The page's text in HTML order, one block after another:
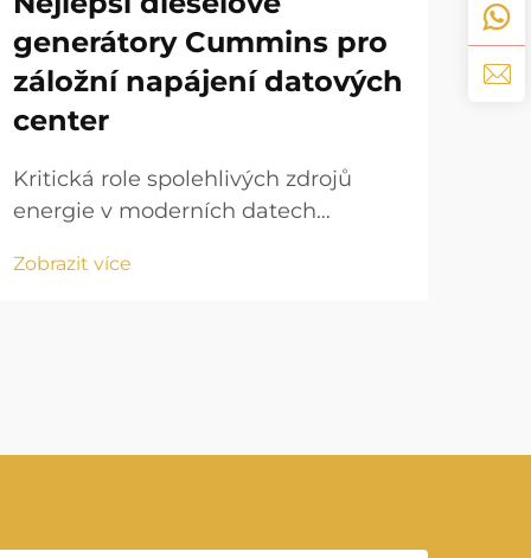
generátory Cummins pro
záložní napájení datových
center
Kritická role spolehlivých zdrojů
energie v moderních datech
řízeném světě tvoří datová centra
Zobrazit více